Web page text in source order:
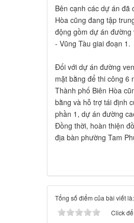
Bên cạnh các dự án đã
Hòa cũng đang tập
động gồm dự án
- Vũng Tàu giai đoạn 1.
Đối với dự án đường
mặt bằng để thi công 6
Thành phố Biên Hòa
bằng và hỗ trợ tái định
phần 1, dự án đường
Đồng thời, hoàn thiện
địa bàn phường Tam
Tổng số điểm của bài viết
Click